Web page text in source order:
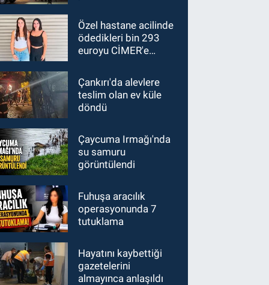
Özel hastane acilinde
ödedikleri bin 293
euroyu CİMER'e
Çankırı'da alevlere
teslim olan ev küle
döndü
Çaycuma Irmağı'nda
su samuru
görüntülendi
Fuhuşa aracılık
operasyonunda 7
tutuklama
Hayatını kaybettiği
gazetelerini
almayınca anlaşıldı